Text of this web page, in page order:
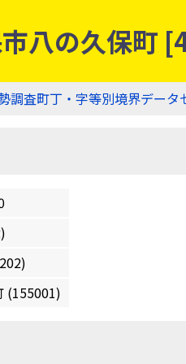
八の久保町
調査町丁・字等別境界データ
(155001)